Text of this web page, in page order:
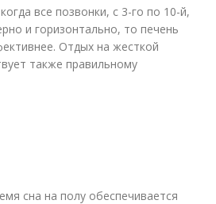
все позвонки, с 3-го по 10-й,
и горизонтально, то печень
Отдых на жесткой
также правильному
сна на полу обеспечивается